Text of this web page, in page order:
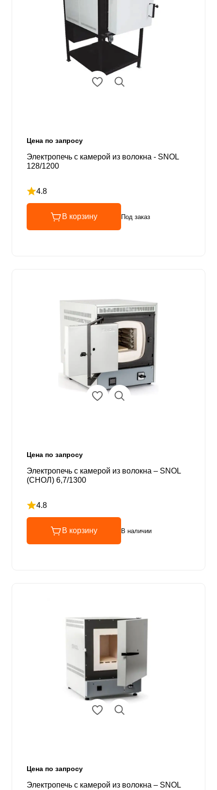
Цена по запросу
Электропечь с камерой из волокна - SNOL
128/1200
4.8
Рейтинг 4.8 из 5
В корзину Под заказ
Цена по запросу
Электропечь с камерой из волокна – SNOL
(СНОЛ) 6,7/1300
4.8
Рейтинг 4.8 из 5
В корзину В наличии
Цена по запросу
Электропечь с камерой из волокна – SNOL